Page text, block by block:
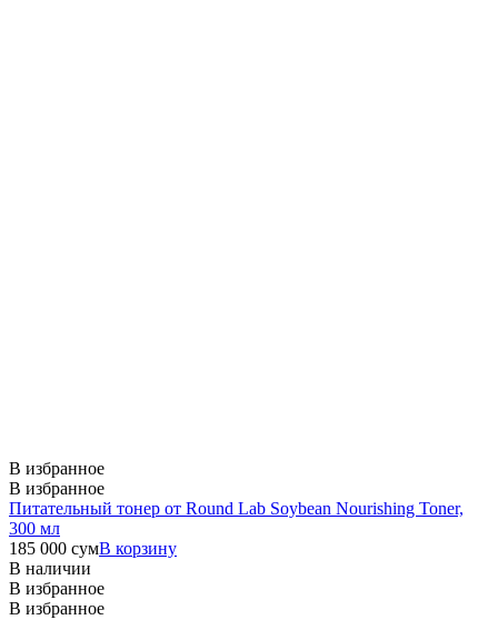
В избранное
В избранное
Питательный тонер от Round Lab Soybean Nourishing Toner,
300 мл
185 000 сумВ корзину
В наличии
В избранное
В избранное